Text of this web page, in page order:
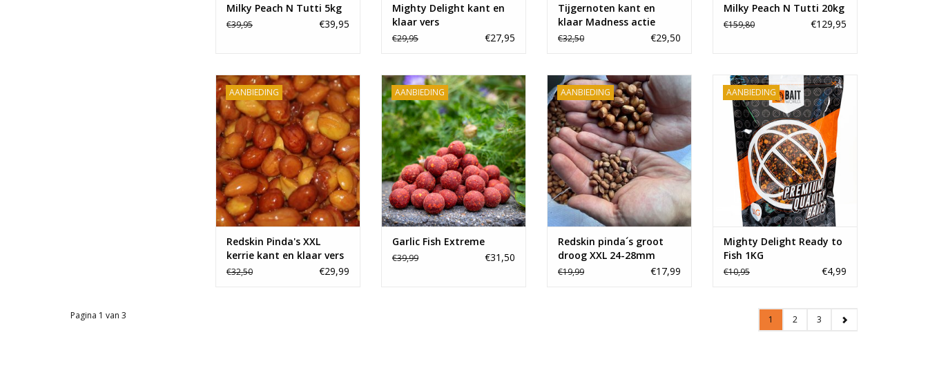
Milky Peach N Tutti 5kg
€39,95 €39,95
Mighty Delight kant en
klaar vers
€29,95 €27,95
Tijgernoten kant en
klaar Madness actie
€32,50 €29,50
Milky Peach N Tutti 20kg
€159,80 €129,95
AANBIEDING
De beste partikels voor tijdens
het karpervissen scoor je bij
Baitworld. Onze heerlijke mixen
doen de karpers doen smikkelen!
TOEVOEGEN AAN WINKELWAGEN
Redskin Pinda's XXL
kerrie kant en klaar vers
€32,50 €29,99
AANBIEDING
De boilies van Baitworld.
Kwalitatief hoogstaande boilies
voor een scherpe prijs.
Verkrijgbaar is diverse smaken
en diameters!
TOEVOEGEN AAN WINKELWAGEN
Garlic Fish Extreme
€39,99 €31,50
AANBIEDING
De beste partikels voor tijdens
het karpervissen scoor je bij
Baitworld. Een mooie Redskin
pinda bomvol met smaak en
oliën voor een zeer goede prijs!
TOEVOEGEN AAN WINKELWAGEN
Redskin pinda´s groot
droog XXL 24-28mm
€19,99 €17,99
AANBIEDING
De beste partikels voor tijdens
het karpervissen scoor je bij
Baitworld. Onze heerlijke mixen
doen de karpers doen smikkelen!
Mighty Delight Ready to
Fish 1KG
€10,95 €4,99
Pagina 1 van 3 1 2 3